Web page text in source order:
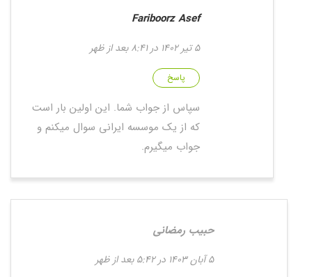
Fariboorz Asef
5 تیر 1402 در 8:41 بعد از ظهر
پاسخ
سپاس از جواب شما. این اولین بار است
که از یک موسسه ایرانی سوال میکنم و
جواب میگیرم.
حبیب رمضانی
5 آبان 1403 در 5:42 بعد از ظهر